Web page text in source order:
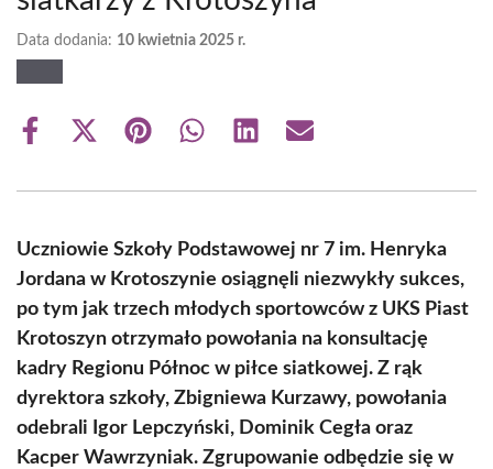
Data dodania: 10 kwietnia 2025 r.
Share
Share
(Twitter)
Share Share Share Share
Uczniowie Szkoły Podstawowej nr 7 im. Henryka
Jordana w Krotoszynie osiągnęli niezwykły sukces,
po tym jak trzech młodych sportowców z UKS Piast
Krotoszyn otrzymało powołania na konsultację
kadry Regionu Północ w piłce siatkowej. Z rąk
dyrektora szkoły, Zbigniewa Kurzawy, powołania
odebrali Igor Lepczyński, Dominik Cegła oraz
Kacper Wawrzyniak. Zgrupowanie odbędzie się w